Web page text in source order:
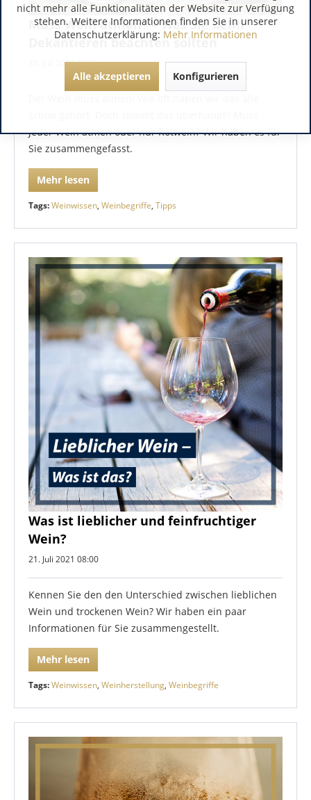
Muss Wein atmen? – Was Sie beim
Dekantieren beachten sollten
28. Juli 2021 08:00
jeder Wein atmen oder nur Rotwein? Wir haben es für
Sie zusammengefasst.
Mehr lesen
Tags:Weinwissen, Weinbegriffe, Tipps
Was ist lieblicher und feinfruchtiger
Wein?
21. Juli 2021 08:00
Kennen Sie den den Unterschied zwischen lieblichen
Wein und trockenen Wein? Wir haben ein paar
Informationen für Sie zusammengestellt.
Mehr lesen
Tags:Weinwissen, Weinherstellung, Weinbegriffe
nicht mehr alle Funktionalitäten der Website zur Verfügung
stehen. Weitere Informationen finden Sie in unserer
Datenschutzerklärung: Mehr Informationen
Alle akzeptieren Konfigurieren